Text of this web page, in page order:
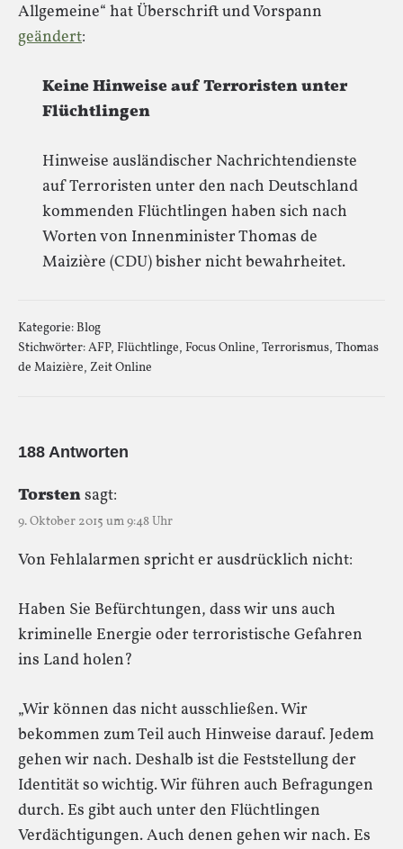
Allgemeine“ hat Überschrift und Vorspann
geändert:
Keine Hinweise auf Terroristen unter
Flüchtlingen
Hinweise ausländischer Nachrichtendienste
auf Terroristen unter den nach Deutschland
kommenden Flüchtlingen haben sich nach
Worten von Innenminister Thomas de
Maizière (CDU) bisher nicht bewahrheitet.
Kategorie:Blog
Stichwörter:AFP, Flüchtlinge, Focus Online, Terrorismus, Thomas
de Maizière, Zeit Online
188 Antworten
Torstensagt:
9. Oktober 2015 um 9:48 Uhr
Von Fehlalarmen spricht er ausdrücklich nicht:
Haben Sie Befürchtungen, dass wir uns auch
kriminelle Energie oder terroristische Gefahren
ins Land holen?
„Wir können das nicht ausschließen. Wir
bekommen zum Teil auch Hinweise darauf. Jedem
gehen wir nach. Deshalb ist die Feststellung der
Identität so wichtig. Wir führen auch Befragungen
durch. Es gibt auch unter den Flüchtlingen
Verdächtigungen. Auch denen gehen wir nach. Es